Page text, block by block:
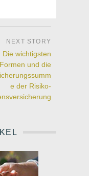
Die wichtigsten
Formen und die
e der Risiko-